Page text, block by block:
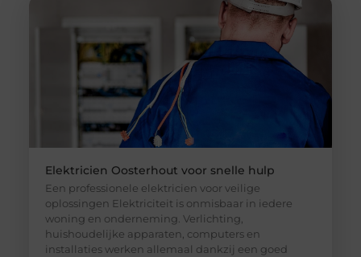
Elektricien Oosterhout voor snelle hulp
Een professionele elektricien voor veilige
oplossingen Elektriciteit is onmisbaar in iedere
woning en onderneming. Verlichting,
huishoudelijke apparaten, computers en
installaties werken allemaal dankzij een goed